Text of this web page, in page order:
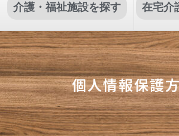
介護・福祉施設を探す 在宅介
個人情報保護